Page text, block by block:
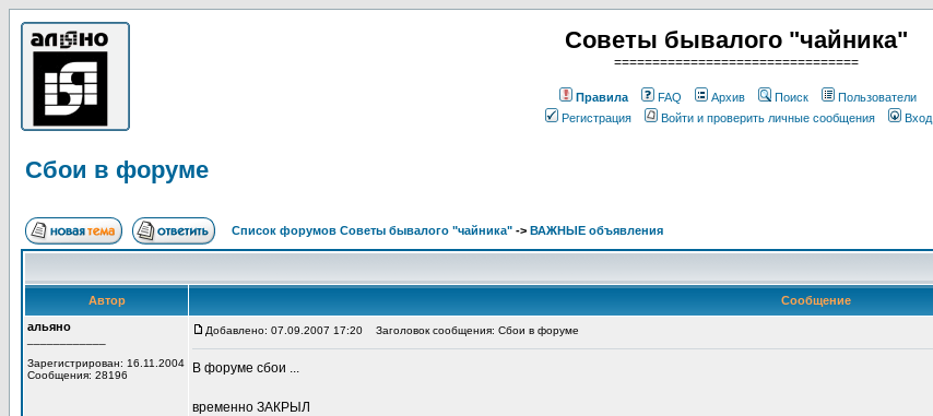
Советы бывалого "чайника"
================================
Правила FAQ Архив Поиск
Пользователи
Регистрация
Войти и проверить личные сообщения Вход
Сбои в форуме
Список форумов Советы бывалого "чайника" -> ВАЖНЫЕ объявления
Автор
Сообщение
альяно
Зарегистрирован: 16.11.2004
Сообщения: 28196
Добавлено: 07.09.2007 17:20 Заголовок сообщения: Сбои в форуме
В форуме сбои ...
временно ЗАКРЫЛ